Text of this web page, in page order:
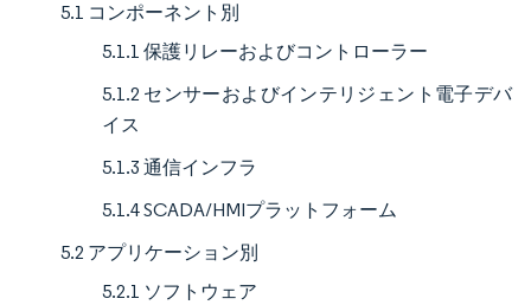
5.1 コンポーネント別
5.1.1 保護リレーおよびコントローラー
5.1.2 センサーおよびインテリジェント電子デバ
イス
5.1.3 通信インフラ
5.1.4 SCADA/HMIプラットフォーム
5.2 アプリケーション別
5.2.1 ソフトウェア